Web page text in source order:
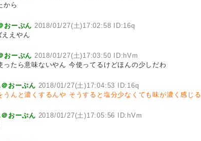
から
おーぷん 2018/01/27(土)17:02:58 ID:16q
ええやん
おーぷん 2018/01/27(土)17:03:50 ID:hVm
ったら意味ないやん 今使ってるけどほんの少しだわ
おーぷん 2018/01/27(土)17:04:53 ID:16q
うんと濃くするんや そうすると塩分少なくても味が濃く感じる
おーぷん 2018/01/27(土)17:05:56 ID:hVm